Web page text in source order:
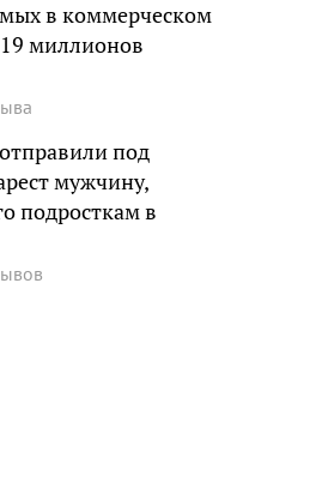
в коммерческом
миллионов
под
мужчину,
подросткам в